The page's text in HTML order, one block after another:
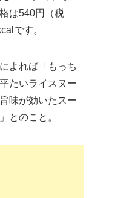
は540円（税
です。
よれば「もっち
たいライスヌー
味が効いたスー
とのこと。